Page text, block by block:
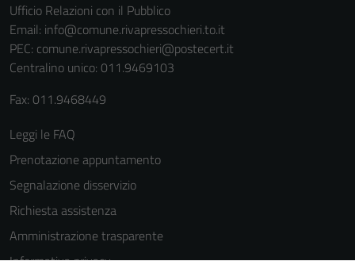
Ufficio Relazioni con il Pubblico
Email: info@comune.rivapressochieri.to.it
PEC: comune.rivapressochieri@postecert.it
Centralino unico: 011.9469103
Fax: 011.9468449
Leggi le FAQ
Prenotazione appuntamento
Segnalazione disservizio
Richiesta assistenza
Amministrazione trasparente
Informativa privacy
non raccolgono
informazioni